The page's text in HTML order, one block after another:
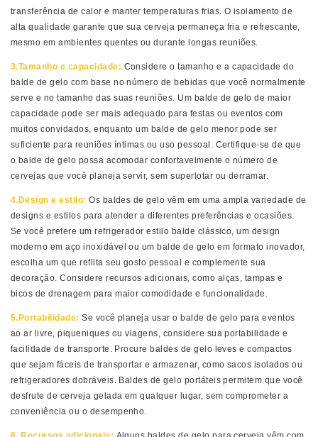
transferência de calor e manter temperaturas frias. O isolamento de
alta qualidade garante que sua cerveja permaneça fria e refrescante,
mesmo em ambientes quentes ou durante longas reuniões.
3.Tamanho e capacidade: Considere o tamanho e a capacidade do
balde de gelo com base no número de bebidas que você normalmente
serve e no tamanho das suas reuniões. Um balde de gelo de maior
capacidade pode ser mais adequado para festas ou eventos com
muitos convidados, enquanto um balde de gelo menor pode ser
suficiente para reuniões íntimas ou uso pessoal. Certifique-se de que
o balde de gelo possa acomodar confortavelmente o número de
cervejas que você planeja servir, sem superlotar ou derramar.
4.Design e estilo:Os baldes de gelo vêm em uma ampla variedade de
designs e estilos para atender a diferentes preferências e ocasiões.
Se você prefere um refrigerador estilo balde clássico, um design
moderno em aço inoxidável ou um balde de gelo em formato inovador,
escolha um que reflita seu gosto pessoal e complemente sua
decoração. Considere recursos adicionais, como alças, tampas e
bicos de drenagem para maior comodidade e funcionalidade.
5.Portabilidade:Se você planeja usar o balde de gelo para eventos
ao ar livre, piqueniques ou viagens, considere sua portabilidade e
facilidade de transporte. Procure baldes de gelo leves e compactos
que sejam fáceis de transportar e armazenar, como sacos isolados ou
refrigeradores dobráveis. Baldes de gelo portáteis permitem que você
desfrute de cerveja gelada em qualquer lugar, sem comprometer a
conveniência ou o desempenho.